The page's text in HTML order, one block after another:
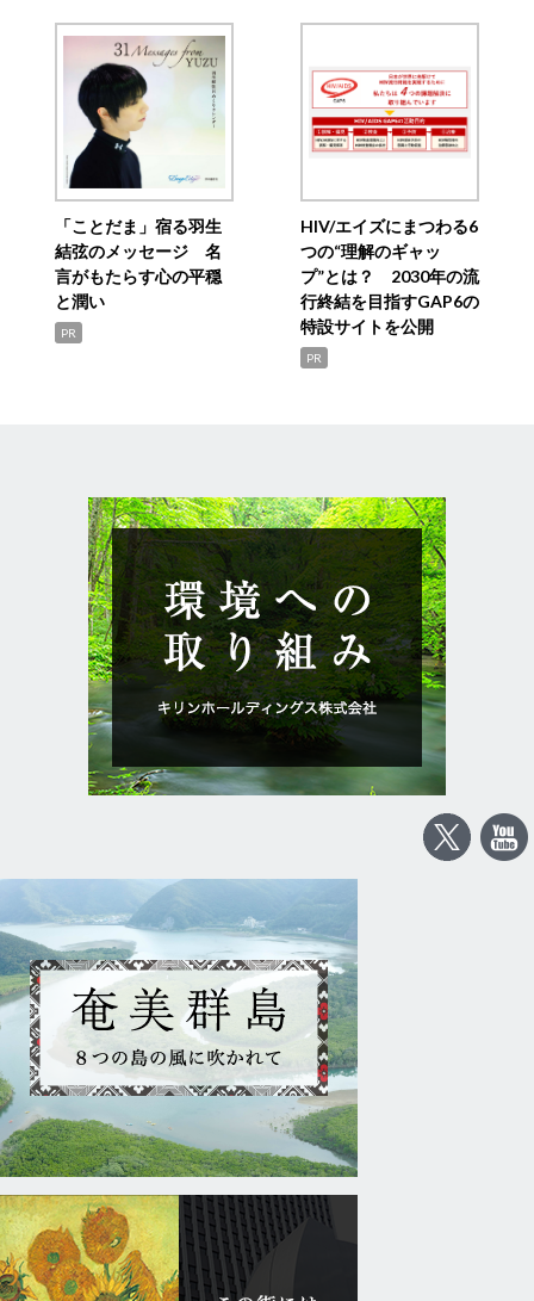
「ことだま」宿る羽生
結弦のメッセージ 名
言がもたらす心の平穏
と潤い
PR
HIV/エイズにまつわる6
つの“理解のギャッ
プ”とは？ 2030年の流
行終結を目指すGAP6の
特設サイトを公開
PR